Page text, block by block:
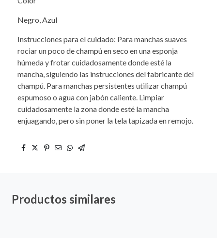
Negro, Azul
Instrucciones para el cuidado: Para manchas suaves
rociar un poco de champú en seco en una esponja
húmeda y frotar cuidadosamente donde esté la
mancha, siguiendo las instrucciones del fabricante del
champú. Para manchas persistentes utilizar champú
espumoso o agua con jabón caliente. Limpiar
cuidadosamente la zona donde esté la mancha
enjuagando, pero sin poner la tela tapizada en remojo.
Productos similares